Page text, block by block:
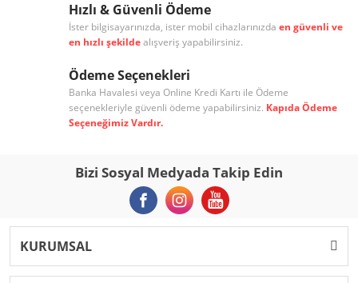
Hızlı & Güvenli Ödeme
İster bilgisayarınızda, ister mobil cihazlarınızda en güvenli ve
en hızlı şekildealışveriş yapabilirsiniz.
Ödeme Seçenekleri
Banka Havalesi veya Online Kredi Kartı ile Ödeme
seçenekleriyle güvenli ödeme yapabilirsiniz. Kapıda Ödeme
Seçeneğimiz Vardır.
Bizi Sosyal Medyada Takip Edin
KURUMSAL